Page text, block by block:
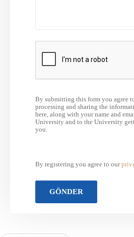
By submitting this form you agree
processing and sharing the
here, along with your name and
University and to the University
you.
By registering you agree to our